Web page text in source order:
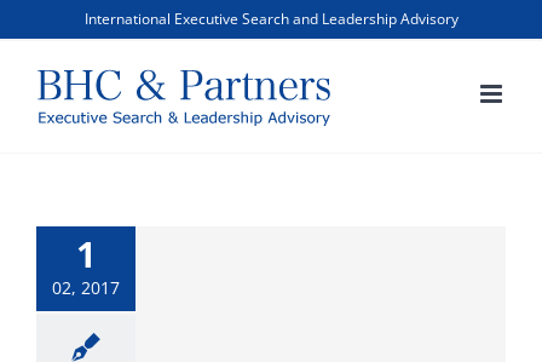
content
International Executive Search and Leadership Advisory
1
02, 2017